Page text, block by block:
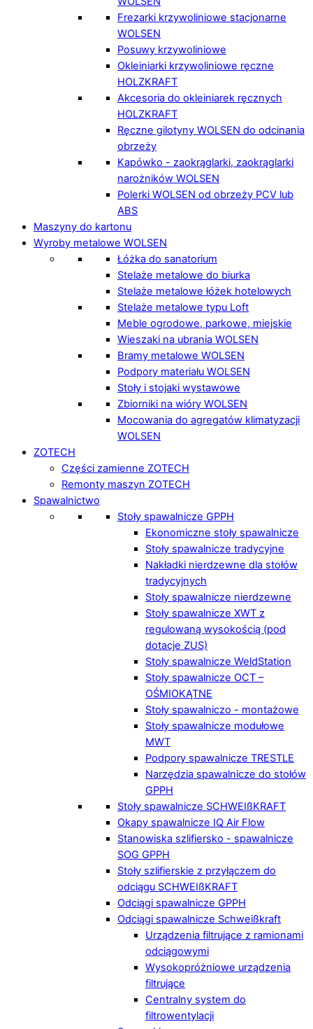
Frezarki krzywoliniowe stacjonarne
WOLSEN
Posuwy krzywoliniowe
Okleiniarki krzywoliniowe ręczne
HOLZKRAFT
Akcesoria do okleiniarek ręcznych
HOLZKRAFT
Ręczne gilotyny WOLSEN do odcinania
obrzeży
Kapówko - zaokrąglarki, zaokrąglarki
narożników WOLSEN
Polerki WOLSEN od obrzeży PCV lub
ABS
Maszyny do kartonu
Wyroby metalowe WOLSEN
Łóżka do sanatorium
Stelaże metalowe do biurka
Stelaże metalowe łóżek hotelowych
Stelaże metalowe typu Loft
Meble ogrodowe, parkowe, miejskie
Wieszaki na ubrania WOLSEN
Bramy metalowe WOLSEN
Podpory materiału WOLSEN
Stoły i stojaki wystawowe
Zbiorniki na wióry WOLSEN
Mocowania do agregatów klimatyzacji
WOLSEN
ZOTECH
Części zamienne ZOTECH
Remonty maszyn ZOTECH
Spawalnictwo
Stoły spawalnicze GPPH
Ekonomiczne stoły spawalnicze
Stoły spawalnicze tradycyjne
Nakładki nierdzewne dla stołów
tradycyjnych
Stoły spawalnicze nierdzewne
Stoły spawalnicze XWT z
regulowaną wysokością (pod
dotacje ZUS)
Stoły spawalnicze WeldStation
Stoły spawalnicze OCT –
OŚMIOKĄTNE
Stoły spawalniczo - montażowe
Stoły spawalnicze modułowe
MWT
Podpory spawalnicze TRESTLE
Narzędzia spawalnicze do stołów
GPPH
Stoły spawalnicze SCHWEIßKRAFT
Okapy spawalnicze IQ Air Flow
Stanowiska szlifiersko - spawalnicze
SOG GPPH
Stoły szlifierskie z przyłączem do
odciągu SCHWEIßKRAFT
Odciągi spawalnicze GPPH
Odciągi spawalnicze Schweißkraft
Urządzenia filtrujące z ramionami
odciągowymi
Wysokopróżniowe urządzenia
filtrujące
Centralny system do
filtrowentylacji